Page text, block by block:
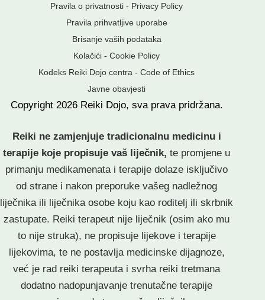
Pravila o privatnosti - Privacy Policy
Pravila prihvatljive uporabe
Brisanje vaših podataka
Kolačići - Cookie Policy
Kodeks Reiki Dojo centra - Code of Ethics
Javne obavjesti
Copyright 2026 Reiki Dojo, sva prava pridržana.
Reiki ne zamjenjuje tradicionalnu medicinu i
terapije koje propisuje vaš liječnik, te promjene u
primanju medikamenata i terapije dolaze isključivo
od strane i nakon preporuke vašeg nadležnog
liječnika ili liječnika osobe koju kao roditelj ili skrbnik
zastupate. Reiki terapeut nije liječnik (osim ako mu
to nije struka), ne propisuje lijekove i terapije
lijekovima, te ne postavlja medicinske dijagnoze,
već je rad reiki terapeuta i svrha reiki tretmana
dodatno nadopunjavanje trenutačne terapije